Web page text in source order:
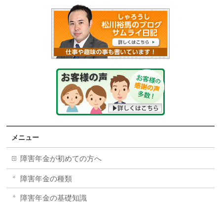
メニュー
障害年金が初めての方へ
障害年金の種類
障害年金の基礎知識